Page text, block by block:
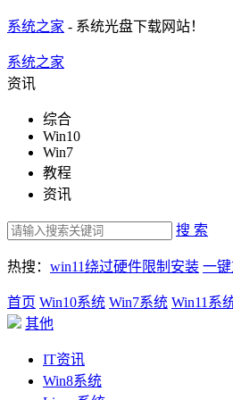
系统之家 - 系统光盘下载网站！
系统之家
资讯
综合
Win10
Win7
教程
资讯
搜 索
热搜： win11绕过硬件限制安装 一
首页 Win10系统 Win7系统 Win11系
其他
IT资讯
Win8系统